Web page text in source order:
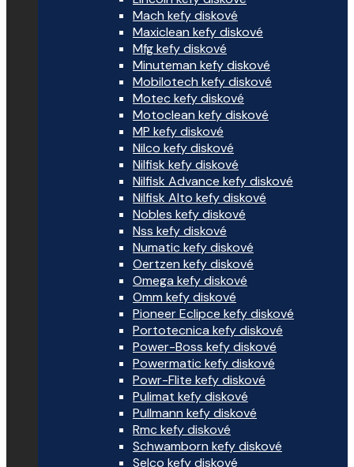
Mach kefy diskové
Maxiclean kefy diskové
Mfg kefy diskové
Minuteman kefy diskové
Mobilotech kefy diskové
Motec kefy diskové
Motoclean kefy diskové
MP kefy diskové
Nilco kefy diskové
Nilfisk kefy diskové
Nilfisk Advance kefy diskové
Nilfisk Alto kefy diskové
Nobles kefy diskové
Nss kefy diskové
Numatic kefy diskové
Oertzen kefy diskové
Omega kefy diskové
Omm kefy diskové
Pioneer Eclipce kefy diskové
Portotecnica kefy diskové
Power-Boss kefy diskové
Powermatic kefy diskové
Powr-Flite kefy diskové
Pulimat kefy diskové
Pullmann kefy diskové
Rmc kefy diskové
Schwamborn kefy diskové
Selco kefy diskové